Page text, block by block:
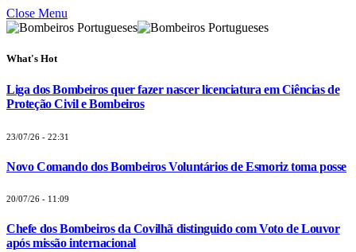
Close Menu
What's Hot
Liga dos Bombeiros quer fazer nascer licenciatura em Ciências de
Proteção Civil e Bombeiros
23/07/26 - 22:31
Novo Comando dos Bombeiros Voluntários de Esmoriz toma posse
20/07/26 - 11:09
Chefe dos Bombeiros da Covilhã distinguido com Voto de Louvor
após missão internacional